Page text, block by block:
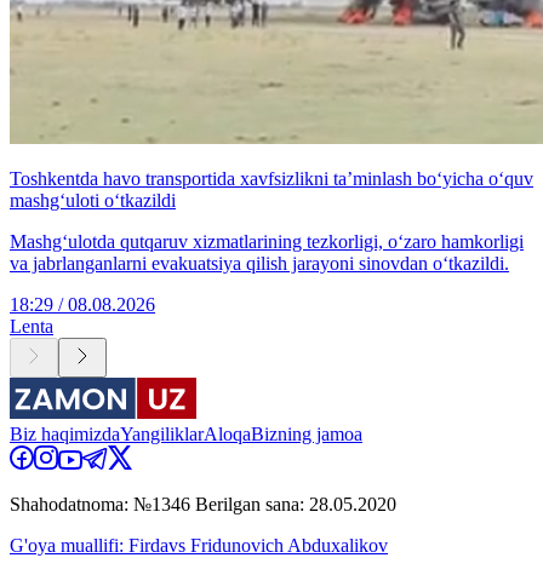
Toshkentda havo transportida xavfsizlikni ta’minlash bo‘yicha o‘quv
mashg‘uloti o‘tkazildi
Mashg‘ulotda qutqaruv xizmatlarining tezkorligi, o‘zaro hamkorligi
va jabrlanganlarni evakuatsiya qilish jarayoni sinovdan o‘tkazildi.
18:29 / 08.08.2026
Lenta
Biz haqimizdaYangiliklarAloqaBizning jamoa
Shahodatnoma: №1346 Berilgan sana: 28.05.2020
G'oya muallifi: Firdavs Fridunovich Abduxalikov